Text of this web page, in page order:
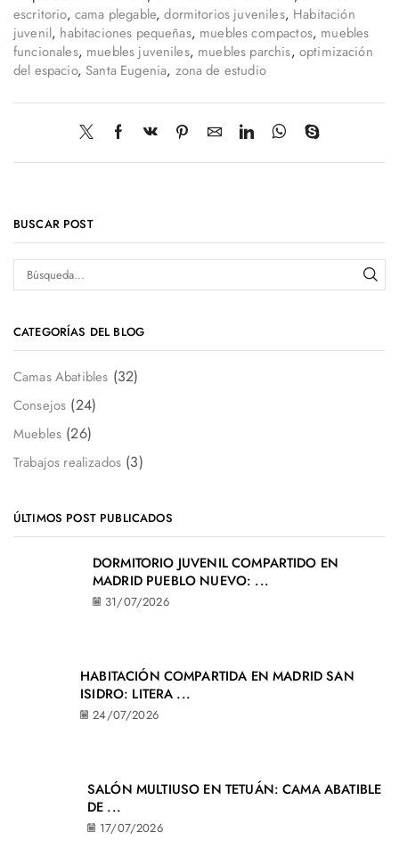
escritorio, cama plegable,dormitorios juveniles, Habitación
juvenil, habitaciones pequeñas, muebles compactos, muebles
funcionales, muebles juveniles, muebles parchis, optimización
del espacio, Santa Eugenia, zona de estudio
BUSCAR POST
CATEGORÍAS DEL BLOG
Camas Abatibles (32)
Consejos (24)
Muebles (26)
Trabajos realizados (3)
ÚLTIMOS POST PUBLICADOS
DORMITORIO JUVENIL COMPARTIDO EN
MADRID PUEBLO NUEVO: ...
31/07/2026
HABITACIÓN COMPARTIDA EN MADRID SAN
ISIDRO: LITERA ...
24/07/2026
SALÓN MULTIUSO EN TETUÁN: CAMA ABATIBLE
DE ...
17/07/2026